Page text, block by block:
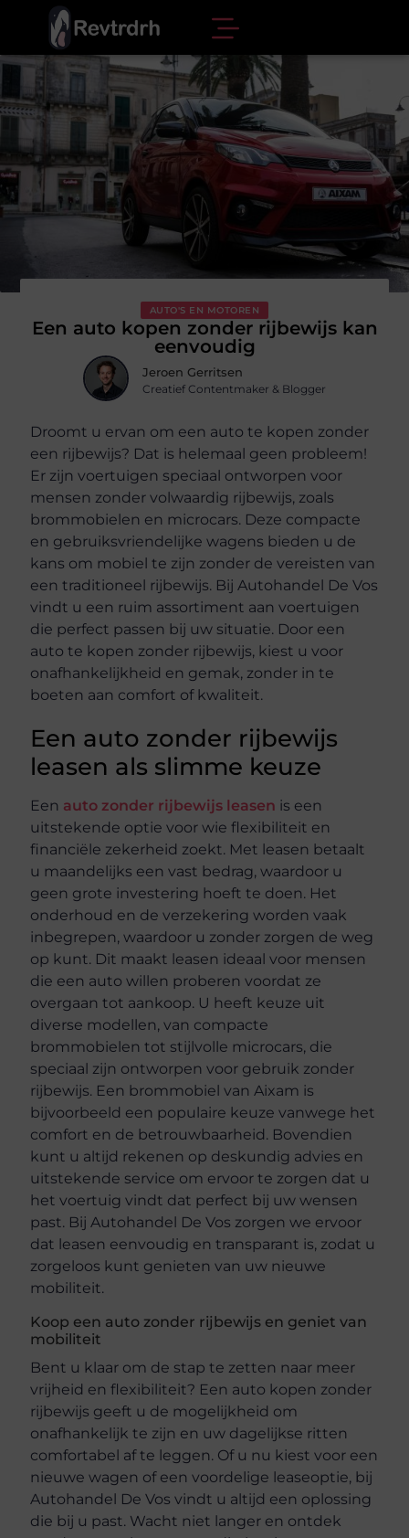
AUTO'S EN MOTOREN
Een auto kopen zonder rijbewijs kan
eenvoudig
Jeroen Gerritsen
Creatief Contentmaker & Blogger
Droomt u ervan om een auto te kopen zonder
een rijbewijs? Dat is helemaal geen probleem!
Er zijn voertuigen speciaal ontworpen voor
mensen zonder volwaardig rijbewijs, zoals
brommobielen en microcars. Deze compacte
en gebruiksvriendelijke wagens bieden u de
kans om mobiel te zijn zonder de vereisten van
een traditioneel rijbewijs. Bij Autohandel De Vos
vindt u een ruim assortiment aan voertuigen
die perfect passen bij uw situatie. Door een
auto te kopen zonder rijbewijs, kiest u voor
onafhankelijkheid en gemak, zonder in te
boeten aan comfort of kwaliteit.
Een auto zonder rijbewijs
leasen als slimme keuze
Een auto zonder rijbewijs leasen is een
uitstekende optie voor wie flexibiliteit en
financiële zekerheid zoekt. Met leasen betaalt
u maandelijks een vast bedrag, waardoor u
geen grote investering hoeft te doen. Het
onderhoud en de verzekering worden vaak
inbegrepen, waardoor u zonder zorgen de weg
op kunt. Dit maakt leasen ideaal voor mensen
die een auto willen proberen voordat ze
overgaan tot aankoop. U heeft keuze uit
diverse modellen, van compacte
brommobielen tot stijlvolle microcars, die
speciaal zijn ontworpen voor gebruik zonder
rijbewijs. Een brommobiel van Aixam is
bijvoorbeeld een populaire keuze vanwege het
comfort en de betrouwbaarheid. Bovendien
kunt u altijd rekenen op deskundig advies en
uitstekende service om ervoor te zorgen dat u
het voertuig vindt dat perfect bij uw wensen
past. Bij Autohandel De Vos zorgen we ervoor
dat leasen eenvoudig en transparant is, zodat u
zorgeloos kunt genieten van uw nieuwe
mobiliteit.
Koop een auto zonder rijbewijs en geniet van
mobiliteit
Bent u klaar om de stap te zetten naar meer
vrijheid en flexibiliteit? Een auto kopen zonder
rijbewijs geeft u de mogelijkheid om
onafhankelijk te zijn en uw dagelijkse ritten
comfortabel af te leggen. Of u nu kiest voor een
nieuwe wagen of een voordelige leaseoptie, bij
Autohandel De Vos vindt u altijd een oplossing
die bij u past. Wacht niet langer en ontdek